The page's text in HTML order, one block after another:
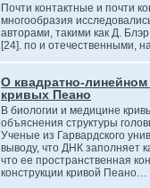
Почти контактные и почти
многообразия
авторами, такими как Д.
[24]. по и отечественными,
О квадратно-
кривых Пеано
В биологии и медицине
объяснения структуры
Ученые из Гарвардского
выводу, что ДНК заполняет
что ее пространственная
конструкции кривой Пеано…